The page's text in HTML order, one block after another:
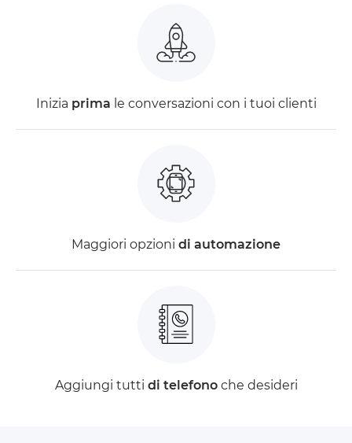
Inizia prima le conversazioni con i tuoi clienti
Maggiori opzioni di automazione
Aggiungi tutti di telefonoche desideri